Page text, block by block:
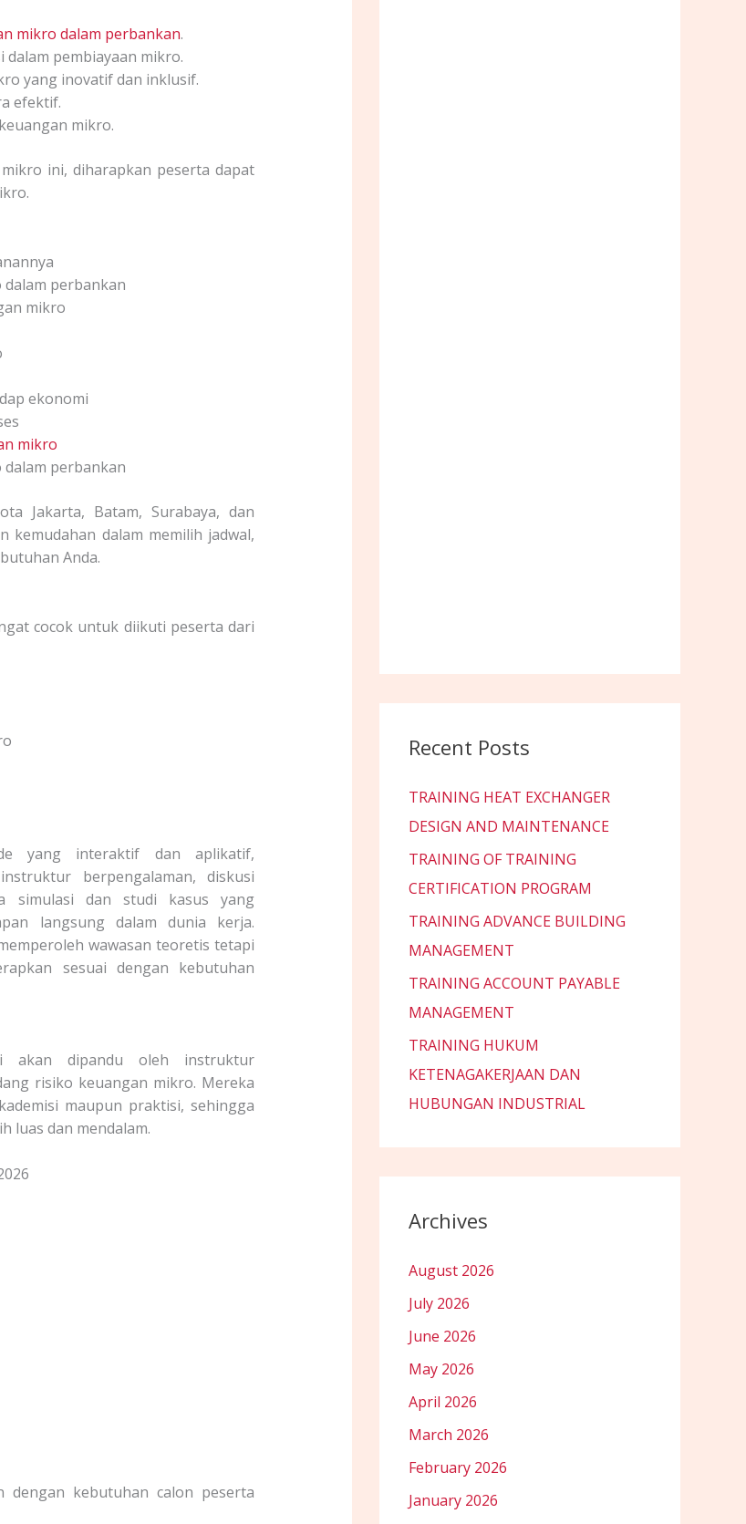
mikro dalam perbankan.
pembiayaan mikro.
yang inovatif dan inklusif.
efektif.
mikro.
ini, diharapkan peserta dapat
perbankan
mikro
ekonomi
mikro
perbankan
Jakarta, Batam, Surabaya, dan
kemudahan dalam memilih jadwal,
Anda.
cocok untuk diikuti peserta dari
yang interaktif dan aplikatif,
berpengalaman, diskusi
simulasi dan studi kasus yang
langsung dalam dunia kerja.
wawasan teoretis tetapi
sesuai dengan kebutuhan
akan dipandu oleh instruktur
risiko keuangan mikro. Mereka
maupun praktisi, sehingga
luas dan mendalam.
dengan kebutuhan calon peserta
Recent Posts
TRAINING HEAT EXCHANGER
DESIGN AND MAINTENANCE
TRAINING OF TRAINING
CERTIFICATION PROGRAM
TRAINING ADVANCE BUILDING
MANAGEMENT
TRAINING ACCOUNT PAYABLE
MANAGEMENT
TRAINING HUKUM
KETENAGAKERJAAN DAN
HUBUNGAN INDUSTRIAL
Archives
August 2026
July 2026
June 2026
May 2026
April 2026
March 2026
February 2026
January 2026